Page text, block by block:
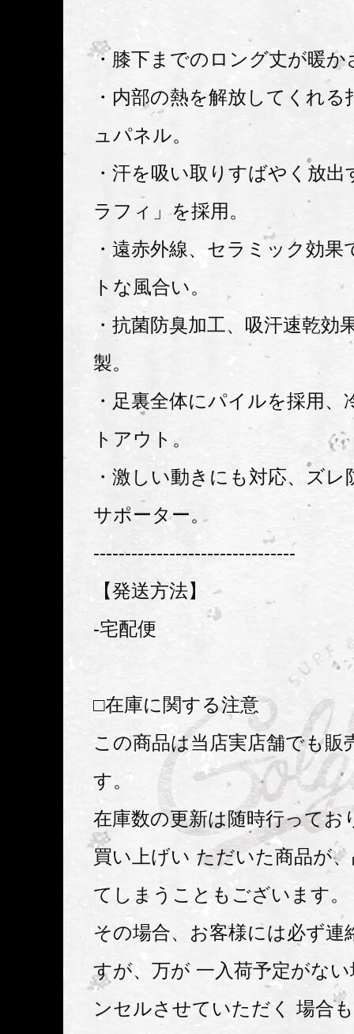
・膝下までのロング丈が暖か
・内部の熱を解放してくれ
ュパネル。
・汗を吸い取りすばやく放
ラフィ」を採用。
・遠赤外線、セラミック効
トな風合い。
・抗菌防臭加工、吸汗速乾効
製。
・足裏全体にパイルを採用、
トアウト。
・激しい動きにも対応、ズ
サポーター。
--------------------------------
【発送方法】
-宅配便
□在庫に関する注意
この商品は当店実店舗でも販
す。
在庫数の更新は随時行ってお
買い上げい ただいた商品が
てしまうこともございます。
その場合、お客様には必ず連
すが、万が 一入荷予定がな
ンセルさせていただく 場合